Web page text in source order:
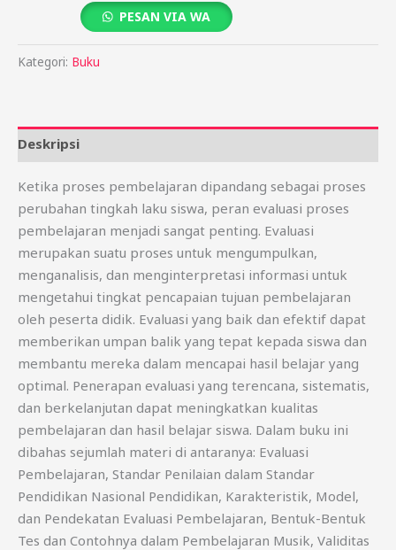
PESAN VIA WA
Kategori: Buku
Deskripsi
Ketika proses pembelajaran dipandang sebagai proses
perubahan tingkah laku siswa, peran evaluasi proses
pembelajaran menjadi sangat penting. Evaluasi
merupakan suatu proses untuk mengumpulkan,
menganalisis, dan menginterpretasi informasi untuk
mengetahui tingkat pencapaian tujuan pembelajaran
oleh peserta didik. Evaluasi yang baik dan efektif dapat
memberikan umpan balik yang tepat kepada siswa dan
membantu mereka dalam mencapai hasil belajar yang
optimal. Penerapan evaluasi yang terencana, sistematis,
dan berkelanjutan dapat meningkatkan kualitas
pembelajaran dan hasil belajar siswa. Dalam buku ini
dibahas sejumlah materi di antaranya: Evaluasi
Pembelajaran, Standar Penilaian dalam Standar
Pendidikan Nasional Pendidikan, Karakteristik, Model,
dan Pendekatan Evaluasi Pembelajaran, Bentuk-Bentuk
Tes dan Contohnya dalam Pembelajaran Musik, Validitas